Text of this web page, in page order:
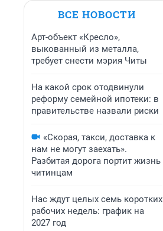
ВСЕ НОВОСТИ
Арт-объект «Кресло»,
выкованный из металла,
требует снести мэрия Читы
На какой срок отодвинули
реформу семейной ипотеки: в
правительстве назвали риски
«Скорая, такси, доставка к
нам не могут заехать».
Разбитая дорога портит жизнь
читинцам
Нас ждут целых семь коротких
рабочих недель: график на
2027 год